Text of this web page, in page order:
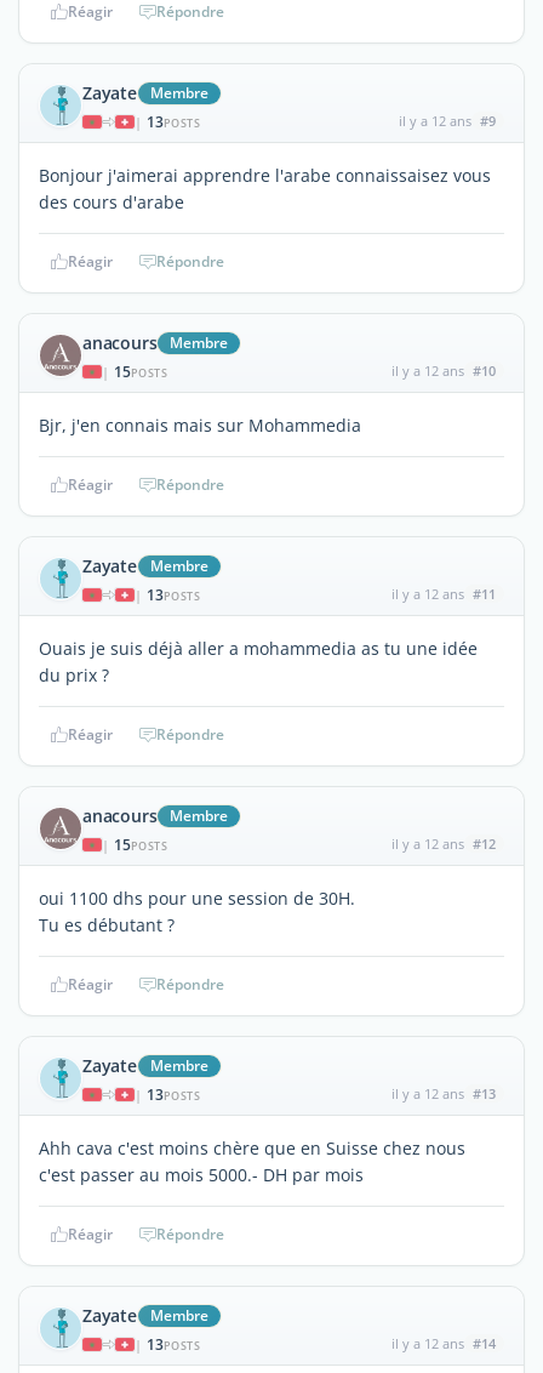
Réagir Répondre
Zayate Membre
| 13POSTS il y a 12 ans #9
Bonjour j'aimerai apprendre l'arabe connaissaisez vous
des cours d'arabe
Réagir Répondre
anacours Membre
| 15POSTS il y a 12 ans #10
Bjr, j'en connais mais sur Mohammedia
Réagir Répondre
Zayate Membre
| 13POSTS il y a 12 ans #11
Ouais je suis déjà aller a mohammedia as tu une idée
du prix ?
Réagir Répondre
anacours Membre
| 15POSTS il y a 12 ans #12
oui 1100 dhs pour une session de 30H.
Tu es débutant ?
Réagir Répondre
Zayate Membre
| 13POSTS il y a 12 ans #13
Ahh cava c'est moins chère que en Suisse chez nous
c'est passer au mois 5000.- DH par mois
Réagir Répondre
Zayate Membre
| 13POSTS il y a 12 ans #14